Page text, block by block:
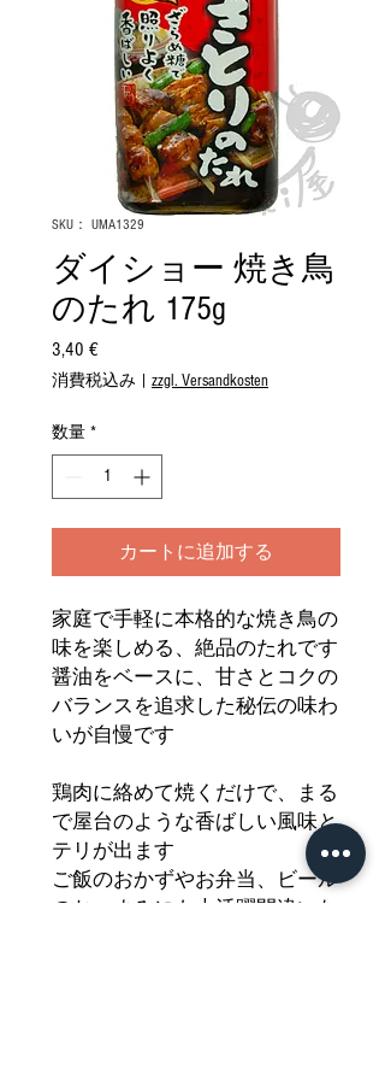
SKU： UMA1329
ダイショー 焼き鳥
のたれ 175g
3,40 €価
格
消費税込み zzgl. Versandkosten
数量 *
カートに追加する
家庭で手軽に本格的な焼き鳥の
味を楽しめる、絶品のたれです
醤油をベースに、甘さとコクの
バランスを追求した秘伝の味わ
いが自慢です
鶏肉に絡めて焼くだけで、まる
で屋台のような香ばしい風味と
テリが出ます
ご飯のおかずやお弁当、ビール
のおつまみにも大活躍間違いな